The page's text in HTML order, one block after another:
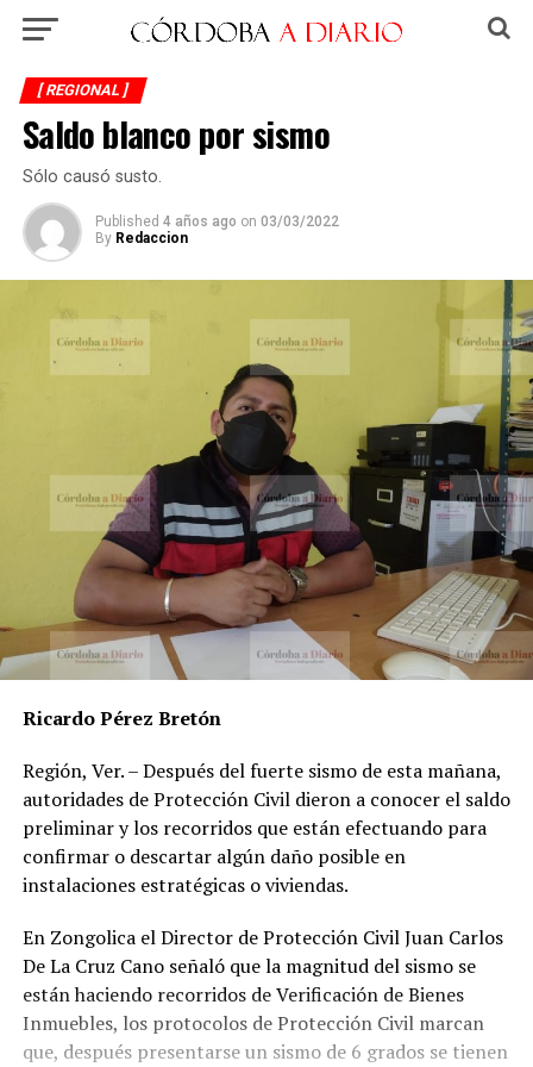
[ REGIONAL ]
Saldo blanco por sismo
Sólo causó susto.
Published 4 años ago on 03/03/2022
By Redaccion
Ricardo Pérez Bretón
Región, Ver. – Después del fuerte sismo de esta mañana,
autoridades de Protección Civil dieron a conocer el saldo
preliminar y los recorridos que están efectuando para
confirmar o descartar algún daño posible en
instalaciones estratégicas o viviendas.
En Zongolica el Director de Protección Civil Juan Carlos
De La Cruz Cano señaló que la magnitud del sismo se
están haciendo recorridos de Verificación de Bienes
Inmuebles, los protocolos de Protección Civil marcan
que, después presentarse un sismo de 6 grados se tienen